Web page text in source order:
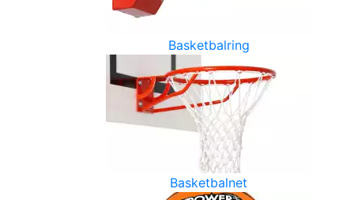
Basketbalring
Basketbalnet